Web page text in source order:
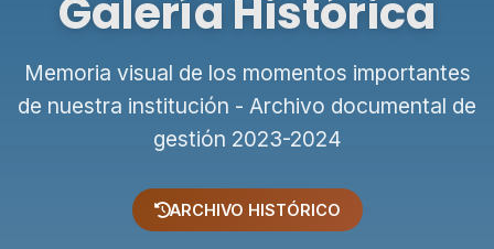
Galería Histórica
Memoria visual de los momentos importantes
de nuestra institución - Archivo documental de
gestión 2023-2024
ARCHIVO HISTÓRICO